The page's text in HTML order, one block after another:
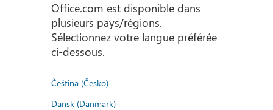
Office.com est disponible dans
plusieurs pays/régions.
Sélectionnez votre langue préférée
ci-dessous.
Čeština (Česko)
Dansk (Danmark)